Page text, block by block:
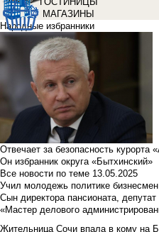
МАГАЗИНЫ
Народные избранники
Отвечает за безопасность
Он избранник округа «Бытхинский»
Все новости по теме 13.05.2025
Учил молодежь политике
Сын директора пансионата,
«Мастер делового
Жительница Сочи впала в кому на